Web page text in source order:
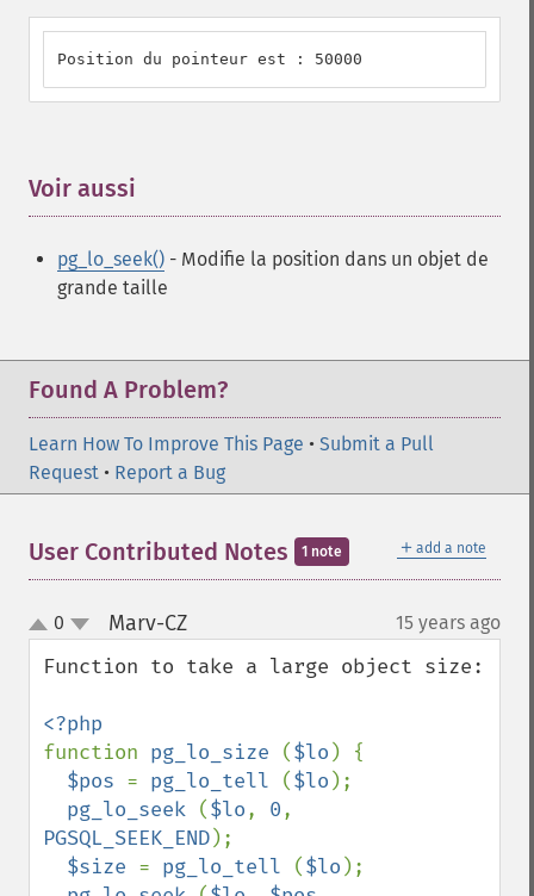
Position du pointeur est : 50000
Voir aussi
pg_lo_seek() - Modifie la position dans un objet de
grande taille
Found A Problem?
Learn How To Improve This Page • Submit a Pull
Request • Report a Bug
＋ add a note
User Contributed Notes 1 note
up
down
0 Marv-CZ¶ 15 years ago
Function to take a large object size:
function pg_lo_size ($lo ) {
$pos = pg_lo_tell ($lo );
pg_lo_seek ($lo, 0
PGSQL_SEEK_END);
$size = pg_lo_tell ($lo );